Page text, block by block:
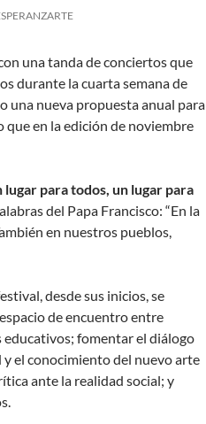
una tanda de conciertos que
durante la cuarta semana de
una nueva propuesta anual para
que en la edición de noviembre
lugar para todos, un lugar para
del Papa Francisco: “En la
en nuestros pueblos,
desde sus inicios, se
de encuentro entre
fomentar el diálogo
el conocimiento del nuevo arte
ante la realidad social; y